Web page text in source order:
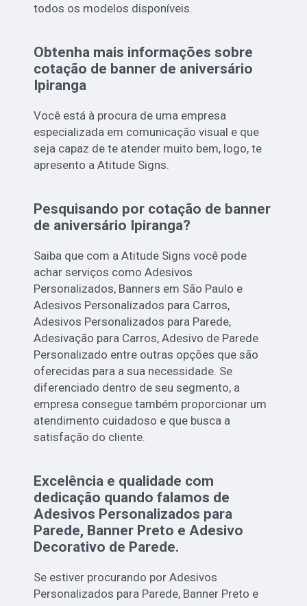
todos os modelos disponíveis.
Obtenha mais informações sobre
cotação de banner de aniversário
Ipiranga
Você está à procura de uma empresa
especializada em comunicação visual e que
seja capaz de te atender muito bem, logo, te
apresento a Atitude Signs.
Pesquisando por cotação de banner
de aniversário Ipiranga?
Saiba que com a Atitude Signs você pode
achar serviços como Adesivos
Personalizados, Banners em São Paulo e
Adesivos Personalizados para Carros,
Adesivos Personalizados para Parede,
Adesivação para Carros, Adesivo de Parede
Personalizado entre outras opções que são
oferecidas para a sua necessidade. Se
diferenciado dentro de seu segmento, a
empresa consegue também proporcionar um
atendimento cuidadoso e que busca a
satisfação do cliente.
Excelência e qualidade com
dedicação quando falamos de
Adesivos Personalizados para
Parede, Banner Preto e Adesivo
Decorativo de Parede.
Se estiver procurando por Adesivos
Personalizados para Parede, Banner Preto e